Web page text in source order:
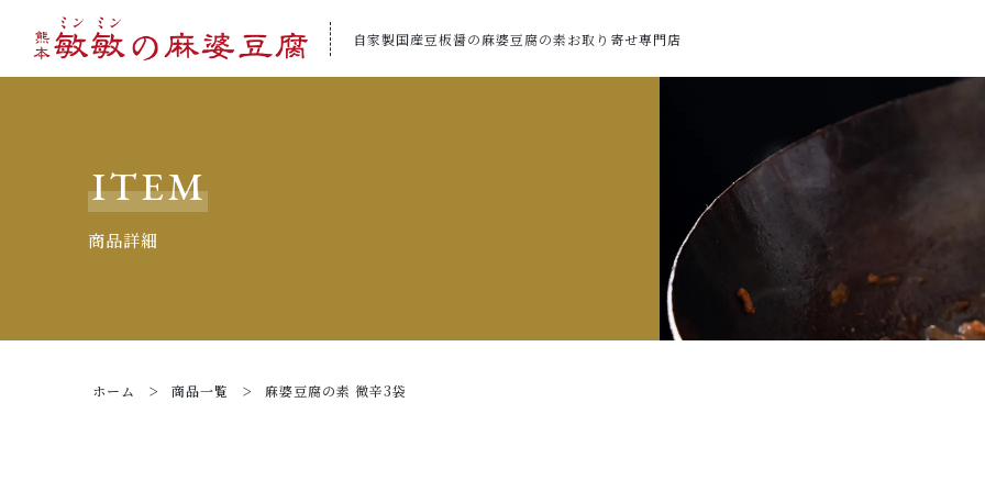
自家製国産豆板醤の麻婆豆腐の素お取り寄せ専門店
ITEM
商品詳細
ホーム 商品一覧 麻婆豆腐の素 微辛3袋
カートに商品を追加しました